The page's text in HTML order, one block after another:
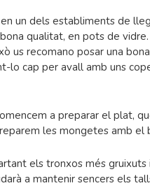
un dels establiments de
qualitat, en pots de
us recomano posar una
lo cap per avall amb uns
a preparar el plat,
les mongetes amb el
els tronxos més gruixuts
a mantenir sencers els